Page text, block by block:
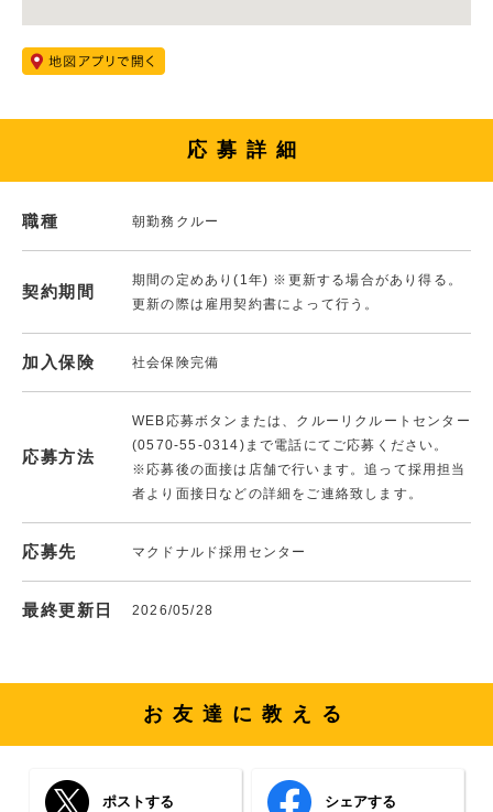
応募詳細
職種 朝勤務クルー
契約期間
期間の定めあり(1年) ※更新する場合があり得る。
更新の際は雇用契約書によって行う。
加入保険 社会保険完備
応募方法
WEB応募ボタンまたは、クルーリクルートセンター
(0570-55-0314)まで電話にてご応募ください。
※応募後の面接は店舗で行います。追って採用担当
者より面接日などの詳細をご連絡致します。
応募先 マクドナルド採用センター
最終更新日 2026/05/28
お友達に教える
ポストする シェアする